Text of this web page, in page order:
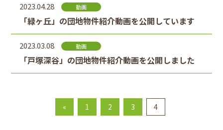
2023.04.28 動画
「緑ヶ丘」の団地物件紹介動画を公開しています
2023.03.08 動画
「戸塚深谷」の団地物件紹介動画を公開しました
« 1 2 3 4